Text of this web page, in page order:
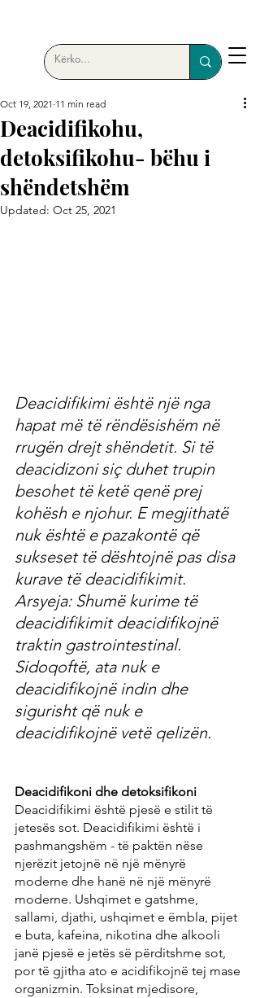
Deacidifikohu,
detoksifikohu- bëhu i
shëndetshëm
Oct 19, 2021 11 min read
Updated: Oct 25, 2021
Deacidifikimi është një nga
hapat më të rëndësishëm në
rrugën drejt shëndetit. Si të
deacidizoni siç duhet trupin
besohet të ketë qenë prej
kohësh e njohur. E megjithatë
nuk është e pazakontë që
sukseset të dështojnë pas disa
kurave të deacidifikimit.
Arsyeja: Shumë kurime të
deacidifikimit deacidifikojnë
traktin gastrointestinal.
Sidoqoftë, ata nuk e
deacidifikojnë indin dhe
sigurisht që nuk e
deacidifikojnë vetë qelizën.
Deacidifikoni dhe detoksifikoni
Deacidifikimi është pjesë e stilit të
jetesës sot. Deacidifikimi është i
pashmangshëm - të paktën nëse
njerëzit jetojnë në një mënyrë
moderne dhe hanë në një mënyrë
moderne. Ushqimet e gatshme,
sallami, djathi, ushqimet e ëmbla, pijet
e buta, kafeina, nikotina dhe alkooli
janë pjesë e jetës së përditshme sot,
por të gjitha ato e acidifikojnë tej mase
organizmin. Toksinat mjedisore,